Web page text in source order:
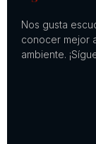
Nos gusta
conocer mejor
ambiente.